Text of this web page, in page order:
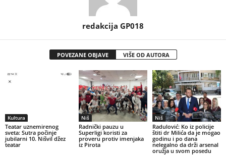
redakcija GP018
POVEZANE OBJAVE VIŠE OD AUTORA
Kultura
Teatar uznemirenog
sveta: Sutra počinje
jubilarni 10. Nišvil džez
teatar
Niš
Radnički pauzu u
Superligi koristi za
proveru protiv imenjaka
iz Pirota
Niš
Radulović: Ko iz policije
štiti dr Milića da je mogao
godinu i po dana
nelegalno da drži arsenal
oružja u svom posedu